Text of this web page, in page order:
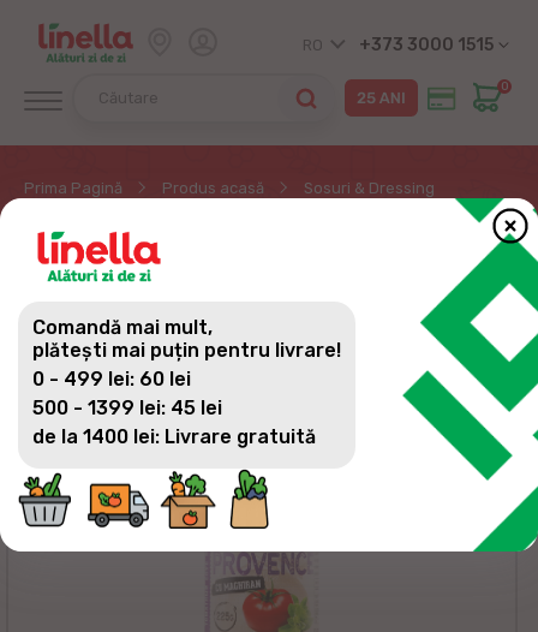
RO +373 3000 1515
0
Prima Pagină Produs acasă Sosuri & Dressing
SOSURI & DRESSING
Comandă mai mult,
plătești mai puțin pentru livrare!
0 - 499 lei: 60 lei
500 - 1399 lei: 45 lei
de la 1400 lei: Livrare gratuită